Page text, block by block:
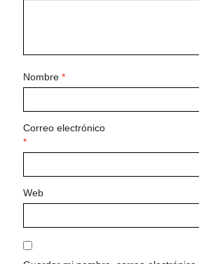
Nombre *
Correo electrónico
*
Web